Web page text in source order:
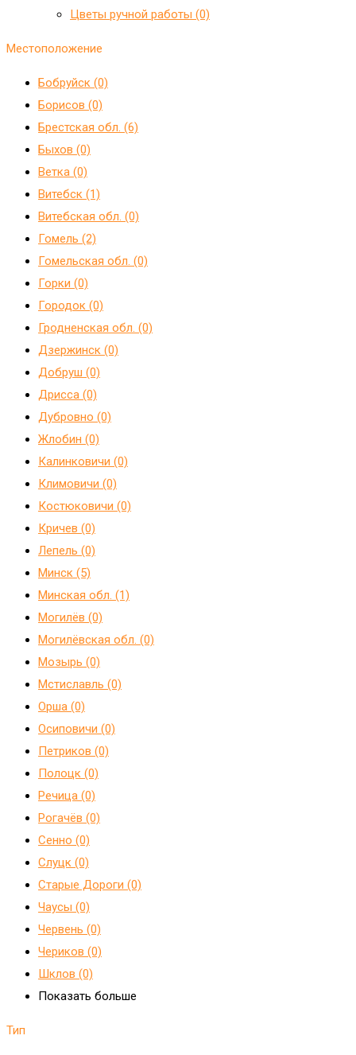
Цветы ручной работы (0)
Местоположение
Бобруйск (0)
Борисов (0)
Брестская обл. (6)
Быхов (0)
Ветка (0)
Витебск (1)
Витебская обл. (0)
Гомель (2)
Гомельская обл. (0)
Горки (0)
Городок (0)
Гродненская обл. (0)
Дзержинск (0)
Добруш (0)
Дрисса (0)
Дубровно (0)
Жлобин (0)
Калинковичи (0)
Климовичи (0)
Костюковичи (0)
Кричев (0)
Лепель (0)
Минск (5)
Минская обл. (1)
Могилёв (0)
Могилёвская обл. (0)
Мозырь (0)
Мстиславль (0)
Орша (0)
Осиповичи (0)
Петриков (0)
Полоцк (0)
Речица (0)
Рогачёв (0)
Сенно (0)
Слуцк (0)
Старые Дороги (0)
Чаусы (0)
Червень (0)
Чериков (0)
Шклов (0)
Показать больше
Тип